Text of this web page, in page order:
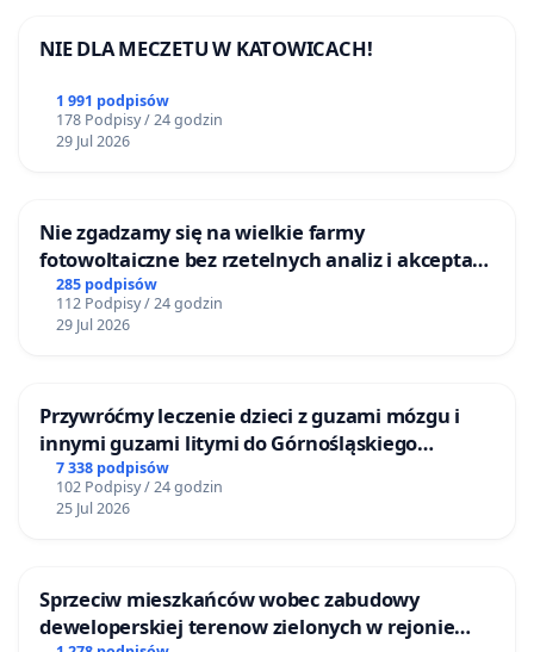
NIE DLA MECZETU W KATOWICACH!
1 991 podpisów
178 Podpisy / 24 godzin
29 Jul 2026
Nie zgadzamy się na wielkie farmy
fotowoltaiczne bez rzetelnych analiz i akceptacji
mieszkańców
285 podpisów
112 Podpisy / 24 godzin
29 Jul 2026
Przywróćmy leczenie dzieci z guzami mózgu i
innymi guzami litymi do Górnośląskiego
Centrum Zdrowia Dziecka w Katowicach
7 338 podpisów
102 Podpisy / 24 godzin
25 Jul 2026
Sprzeciw mieszkańców wobec zabudowy
deweloperskiej terenow zielonych w rejonie